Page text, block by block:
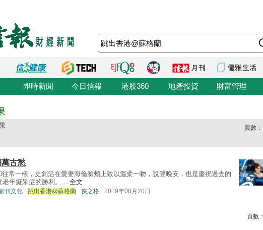
即時新聞 今日信報 港股360 地產投資 財富管理
頁數：
古愁
往常一樣，史釗活在愛妻海倫臉頰上致以溫柔一吻，說聲晚安，也是慶祝過去的
老年癡呆症的勝利。 ...全文
刊文化 跳出香港@蘇格蘭 俠之格 2019年08月20日
頁數：